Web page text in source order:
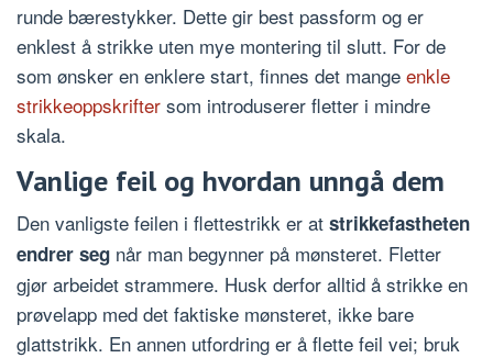
runde bærestykker. Dette gir best passform og er
enklest å strikke uten mye montering til slutt. For de
som ønsker en enklere start, finnes det mange enkle
strikkeoppskrifter som introduserer fletter i mindre
skala.
Vanlige feil og hvordan unngå dem
Den vanligste feilen i flettestrikk er at strikkefastheten
endrer seg når man begynner på mønsteret. Fletter
gjør arbeidet strammere. Husk derfor alltid å strikke en
prøvelapp med det faktiske mønsteret, ikke bare
glattstrikk. En annen utfordring er å flette feil vei; bruk